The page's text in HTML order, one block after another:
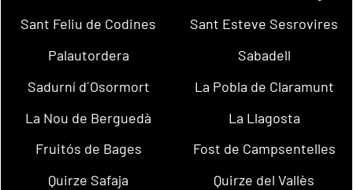
Sant Feliu de Codines
Sant Esteve Sesrovires
Palautordera
Sabadell
Sadurní d´Osormort
La Pobla de Claramunt
La Nou de Berguedà
La Llagosta
Fruitós de Bages
Fost de Campsentelles
Quirze Safaja
Quirze del Vallès